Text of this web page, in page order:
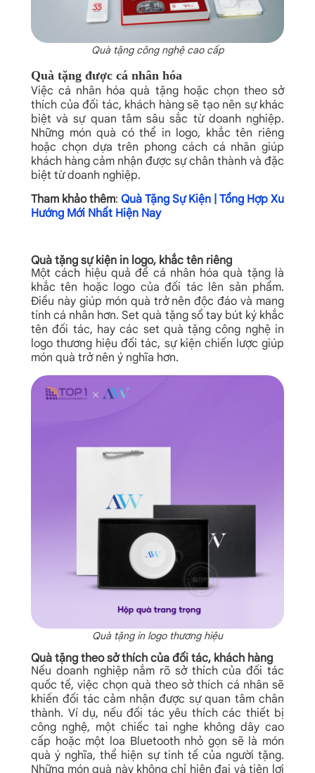
Quà tặng công nghệ cao cấp
Quà tặng được cá nhân hóa
Việc cá nhân hóa quà tặng hoặc chọn theo sở
thích của đối tác, khách hàng sẽ tạo nên sự khác
biệt và sự quan tâm sâu sắc từ doanh nghiệp.
Những món quà có thể in logo, khắc tên riêng
hoặc chọn dựa trên phong cách cá nhân giúp
khách hàng cảm nhận được sự chân thành và đặc
biệt từ doanh nghiệp.
Tham khảo thêm: Quà Tặng Sự Kiện | Tổng Hợp Xu
Hướng Mới Nhất Hiện Nay
Quà tặng sự kiện in logo, khắc tên riêng
Một cách hiệu quả để cá nhân hóa quà tặng là
khắc tên hoặc logo của đối tác lên sản phẩm.
Điều này giúp món quà trở nên độc đáo và mang
tính cá nhân hơn. Set quà tặng sổ tay bút ký khắc
tên đối tác, hay các set quà tặng công nghệ in
logo thương hiệu đối tác, sự kiện chiến lược giúp
món quà trở nên ý nghĩa hơn.
Quà tặng in logo thương hiệu
Quà tặng theo sở thích của đối tác, khách hàng
Nếu doanh nghiệp nắm rõ sở thích của đối tác
quốc tế, việc chọn quà theo sở thích cá nhân sẽ
khiến đối tác cảm nhận được sự quan tâm chân
thành. Ví dụ, nếu đối tác yêu thích các thiết bị
công nghệ, một chiếc tai nghe không dây cao
cấp hoặc một loa Bluetooth nhỏ gọn sẽ là món
quà ý nghĩa, thể hiện sự tinh tế của người tặng.
Những món quà này không chỉ hiện đại và tiện lợi